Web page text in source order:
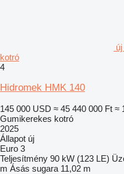
kotró
4
Hidromek HMK 140
145 000 USD ≈ 45 440 000 Ft ≈
Gumikerekes kotró
2025
Állapot új
Euro 3
Teljesítmény 90 kW (123 LE)
m Ásás sugara 11,02 m